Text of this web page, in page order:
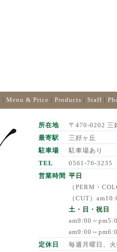
| Menu & Price | Products | Staff |
所在地
〒470-0202 三
最寄駅
三好ヶ丘
駐車場
駐車場あり
TEL
0561-76-3235
営業時間 平日
（PERM・
（CUT）
土・日・祝日
am9:00～
am9:00～
定休日
毎週月曜日、